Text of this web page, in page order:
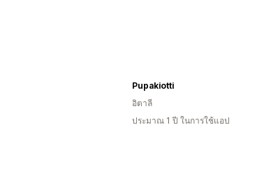
Pupakiotti
อิตาลี
ประมาณ 1 ปี ในการใช้แอป